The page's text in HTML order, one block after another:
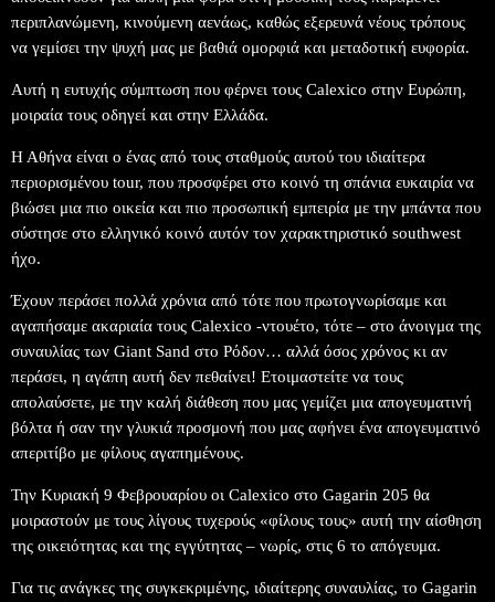
περιπλανώμενη, κινούμενη αενάως, καθώς εξερευνά νέους τρόπους
να γεμίσει την ψυχή μας με βαθιά ομορφιά και μεταδοτική ευφορία.
Αυτή η ευτυχής σύμπτωση που φέρνει τους Calexico στην Ευρώπη,
μοιραία τους οδηγεί και στην Ελλάδα.
Η Αθήνα είναι ο ένας από τους σταθμούς αυτού του ιδιαίτερα
περιορισμένου tour, που προσφέρει στο κοινό τη σπάνια ευκαιρία να
βιώσει μια πιο οικεία και πιο προσωπική εμπειρία με την μπάντα που
σύστησε στο ελληνικό κοινό αυτόν τον χαρακτηριστικό southwest
ήχο.
Έχουν περάσει πολλά χρόνια από τότε που πρωτογνωρίσαμε και
αγαπήσαμε ακαριαία τους Calexico -ντουέτο, τότε – στο άνοιγμα της
συναυλίας των Giant Sand στο Ρόδον… αλλά όσος χρόνος κι αν
περάσει, η αγάπη αυτή δεν πεθαίνει! Ετοιμαστείτε να τους
απολαύσετε, με την καλή διάθεση που μας γεμίζει μια απογευματινή
βόλτα ή σαν την γλυκιά προσμονή που μας αφήνει ένα απογευματινό
απεριτίβο με φίλους αγαπημένους.
Την Κυριακή 9 Φεβρουαρίου οι Calexico στο Gagarin 205 θα
μοιραστούν με τους λίγους τυχερούς «φίλους τους» αυτή την αίσθηση
της οικειότητας και της εγγύτητας – νωρίς, στις 6 το απόγευμα.
Για τις ανάγκες της συγκεκριμένης, ιδιαίτερης συναυλίας, το Gagarin